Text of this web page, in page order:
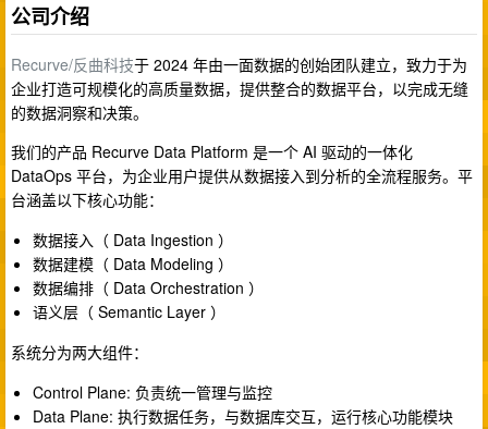
公司介绍
Recurve/反曲科技于 2024 年由一面数据的创始团队建立，致力于为
企业打造可规模化的高质量数据，提供整合的数据平台，以完成无缝
的数据洞察和决策。
我们的产品 Recurve Data Platform 是一个 AI 驱动的一体化
DataOps 平台，为企业用户提供从数据接入到分析的全流程服务。平
台涵盖以下核心功能：
数据接入（ Data Ingestion ）
数据建模（ Data Modeling ）
数据编排（ Data Orchestration ）
语义层（ Semantic Layer ）
系统分为两大组件：
Control Plane: 负责统一管理与监控
Data Plane: 执行数据任务，与数据库交互，运行核心功能模块